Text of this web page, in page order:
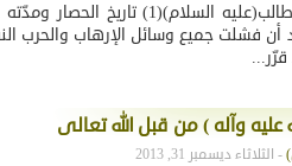
فشلت جميع وسائل الإرهاب والحرب
وآله ) من قبل الله تعالى
- الثلاثاء ديسمبر 31, 2013